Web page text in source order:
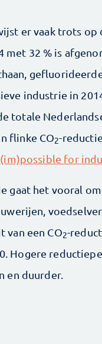
er vaak trots op
met 32 % is
industrie in
totale
flinke CO2-
for
gaat het vooral
van een CO2-
Hogere
en duurder.